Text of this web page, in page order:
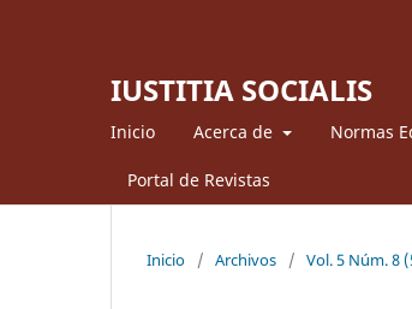
IUSTITIA SOCIALIS
Inicio Acerca de Normas
Portal de Revistas
Inicio / Archivos / Vol. 5 Núm. 8